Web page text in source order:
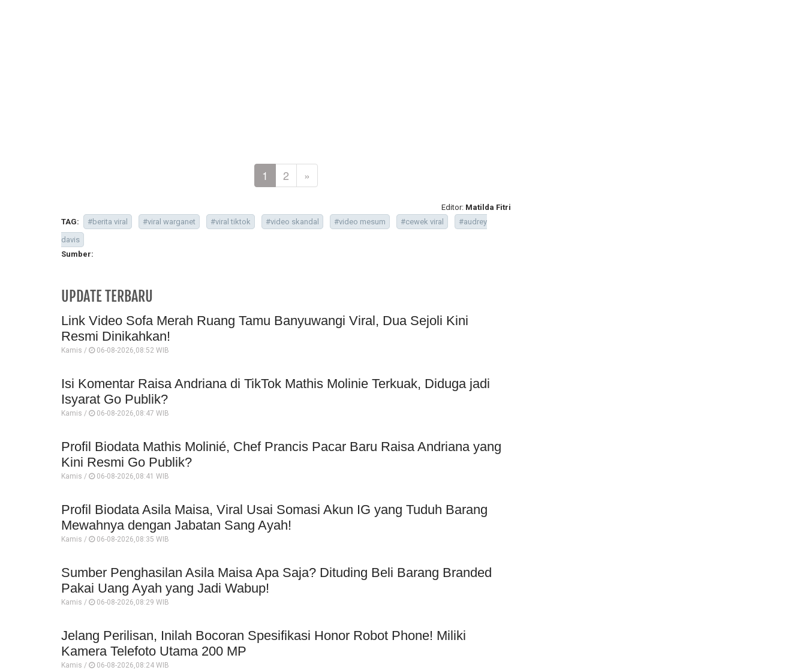
1 2 »
Editor: Matilda Fitri
TAG:
#berita viral #viral warganet #viral tiktok #video skandal #video mesum #cewek viral
#audrey
davis
Sumber:
UPDATE TERBARU
Link Video Sofa Merah Ruang Tamu Banyuwangi Viral, Dua Sejoli Kini
Resmi Dinikahkan!
Kamis / 06-08-2026,08:52 WIB
Isi Komentar Raisa Andriana di TikTok Mathis Molinie Terkuak, Diduga jadi
Isyarat Go Publik?
Kamis / 06-08-2026,08:47 WIB
Profil Biodata Mathis Molinié, Chef Prancis Pacar Baru Raisa Andriana yang
Kini Resmi Go Publik?
Kamis / 06-08-2026,08:41 WIB
Profil Biodata Asila Maisa, Viral Usai Somasi Akun IG yang Tuduh Barang
Mewahnya dengan Jabatan Sang Ayah!
Kamis / 06-08-2026,08:35 WIB
Sumber Penghasilan Asila Maisa Apa Saja? Dituding Beli Barang Branded
Pakai Uang Ayah yang Jadi Wabup!
Kamis / 06-08-2026,08:29 WIB
Jelang Perilisan, Inilah Bocoran Spesifikasi Honor Robot Phone! Miliki
Kamera Telefoto Utama 200 MP
Kamis / 06-08-2026,08:24 WIB